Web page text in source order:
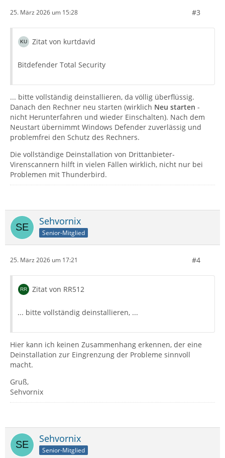
25. März 2026 um 15:28 #3
Zitat von kurtdavid
Bitdefender Total Security
... bitte vollständig deinstallieren, da völlig überflüssig.
Danach den Rechner neu starten (wirklich Neu starten -
nicht Herunterfahren und wieder Einschalten). Nach dem
Neustart übernimmt Windows Defender zuverlässig und
problemfrei den Schutz des Rechners.
Die vollständige Deinstallation von Drittanbieter-
Virenscannern hilft in vielen Fällen wirklich, nicht nur bei
Problemen mit Thunderbird.
Sehvornix
Senior-Mitglied
25. März 2026 um 17:21 #4
Zitat von RR512
... bitte vollständig deinstallieren, ...
Hier kann ich keinen Zusammenhang erkennen, der eine
Deinstallation zur Eingrenzung der Probleme sinnvoll
macht.
Gruß,
Sehvornix
Sehvornix
Senior-Mitglied